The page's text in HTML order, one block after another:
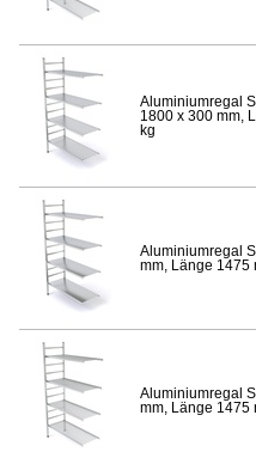
Aluminiumregal
1800 x 300 mm,
kg
Aluminiumregal
mm, Länge 1475
Aluminiumregal
mm, Länge 1475